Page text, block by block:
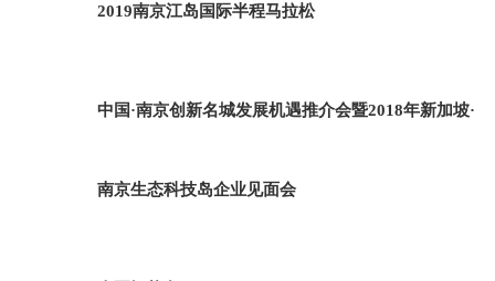
2019南京江岛国际半程马拉松
中国·南京创新名城发展机遇推介会暨2018年新加坡·
南京生态科技岛企业见面会